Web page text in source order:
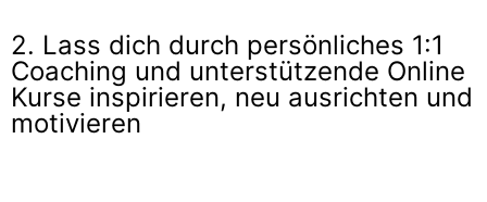
2. Lass dich durch persönliches 1:1
Coaching und unterstützende Online
Kurse inspirieren, neu ausrichten und
motivieren